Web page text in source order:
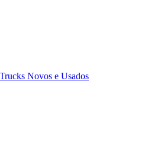
Novos e Usados